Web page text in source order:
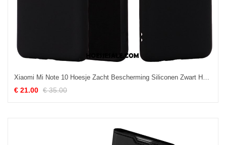
Xiaomi Mi Note 10 Hoesje Zacht Bescherming Siliconen Zwart Hoes Aanbiedingen
€ 21.00 € 35.00